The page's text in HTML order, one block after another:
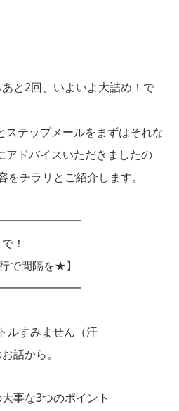
と2回、いよいよ大詰め！で
ステップメールをまずはそれな
アドバイスいただきましたの
チラリとご紹介します。
！
で間隔を★】
ルすみません（汗
話から。
事な3つのポイント